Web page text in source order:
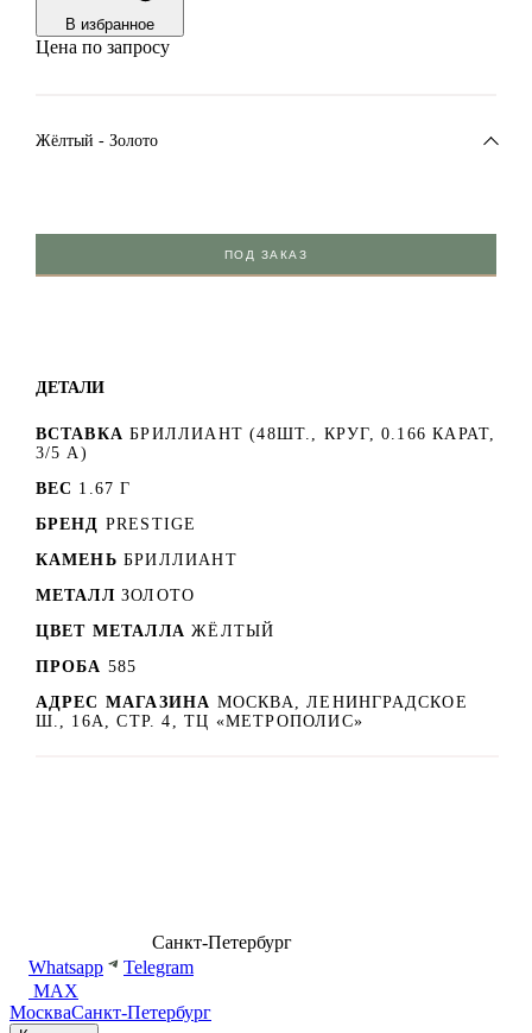
В избранноe
Цена по запросу
Жёлтый - Золото
ПОД ЗАКАЗ
ДЕТАЛИ
ВСТАВКА БРИЛЛИАНТ (48ШТ., КРУГ, 0.166 КАРАТ,
3/5 А)
ВЕС 1.67 Г
БРЕНД PRESTIGE
КАМЕНЬ БРИЛЛИАНТ
МЕТАЛЛ ЗОЛОТО
ЦВЕТ МЕТАЛЛА ЖЁЛТЫЙ
ПРОБА 585
АДРЕС МАГАЗИНА МОСКВА, ЛЕНИНГРАДСКОЕ
Ш., 16А, СТР. 4, ТЦ «МЕТРОПОЛИС»
Санкт-Петербург
Whatsapp
Telegram
MAX
МоскваСанкт-Петербург